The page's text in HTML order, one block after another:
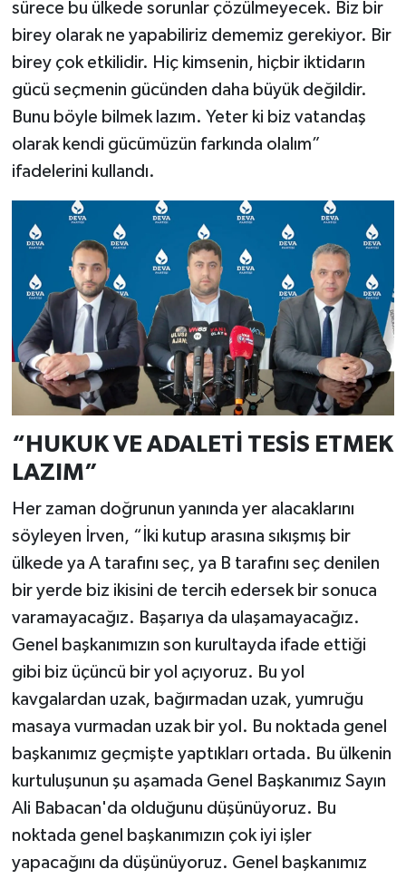
sürece bu ülkede sorunlar çözülmeyecek. Biz bir
birey olarak ne yapabiliriz dememiz gerekiyor. Bir
birey çok etkilidir. Hiç kimsenin, hiçbir iktidarın
gücü seçmenin gücünden daha büyük değildir.
Bunu böyle bilmek lazım. Yeter ki biz vatandaş
olarak kendi gücümüzün farkında olalım”
ifadelerini kullandı.
“HUKUK VE ADALETİ TESİS ETMEK
LAZIM”
Her zaman doğrunun yanında yer alacaklarını
söyleyen İrven, “İki kutup arasına sıkışmış bir
ülkede ya A tarafını seç, ya B tarafını seç denilen
bir yerde biz ikisini de tercih edersek bir sonuca
varamayacağız. Başarıya da ulaşamayacağız.
Genel başkanımızın son kurultayda ifade ettiği
gibi biz üçüncü bir yol açıyoruz. Bu yol
kavgalardan uzak, bağırmadan uzak, yumruğu
masaya vurmadan uzak bir yol. Bu noktada genel
başkanımız geçmişte yaptıkları ortada. Bu ülkenin
kurtuluşunun şu aşamada Genel Başkanımız Sayın
Ali Babacan'da olduğunu düşünüyoruz. Bu
noktada genel başkanımızın çok iyi işler
yapacağını da düşünüyoruz. Genel başkanımız